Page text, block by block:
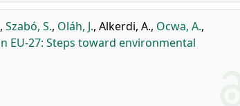
, Szabó, S., Oláh, J., Alkerdi, A., Ocwa, A.,
EU-27: Steps toward environmental